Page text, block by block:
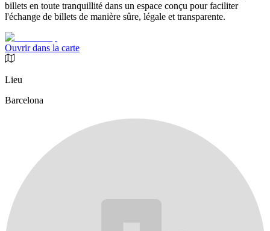
billets en toute tranquillité dans un espace conçu pour faciliter
l'échange de billets de manière sûre, légale et transparente.
Ouvrir dans la carte
Lieu
Barcelona